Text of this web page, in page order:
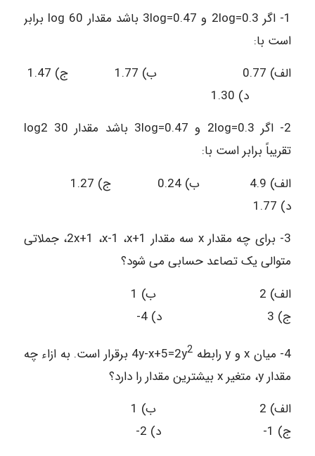
1- اگر 0.3=2log و 0.47=3log باشد مقدار 60 log برابر
است با:
د) 1.30
2- اگر 0.3=2log و 0.47=3log باشد مقدار 30 log2
تقریباً برابر است با:
د) 1.77
3- برای چه مقدار x سه مقدار 1+2x+1 ،x-1 ،x، جملاتی
متوالی یک تصاعد حسابی می شود؟
ج) 3 د) 4-
4- میان x و y رابطه 4y-x+5=2y
2
برقرار است. به ازاء چه
مقدار y، متغیر x بیشترین مقدار را دارد؟
ج) 1- د) 2-